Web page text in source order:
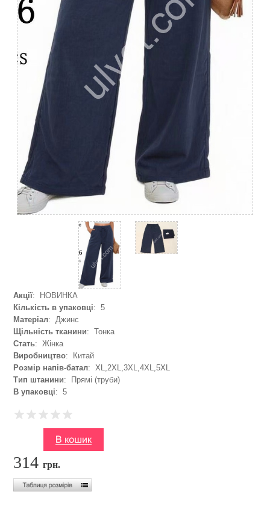
Акції: НОВИНКА
Кількість в упаковці: 5
Матеріал: Джинс
Щільність тканини: Тонка
Стать: Жінка
Виробництво: Китай
Розмір напів-батал: XL,2XL,3XL,4XL,5XL
Тип штанини: Прямі (труби)
В упаковці: 5
314грн.